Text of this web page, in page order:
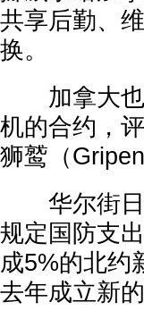
共享后勤、
换。
加拿大也
机的合约，
狮鹫（Gripen
华尔街日
规定国防支
成5%的北约
去年成立新